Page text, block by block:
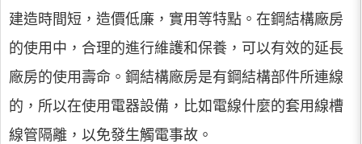
建造時間短，造價低廉，實用等特點。在鋼結構廠房
的使用中，合理的進行維護和保養，可以有效的延長
廠房的使用壽命。鋼結構廠房是有鋼結構部件所連線
的，所以在使用電器設備，比如電線什麼的套用線槽
線管隔離，以免發生觸電事故。